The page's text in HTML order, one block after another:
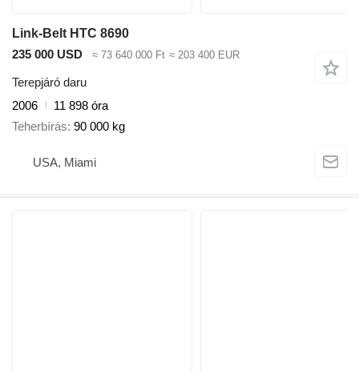
Link-Belt HTC 8690
235 000 USD
≈ 73 640 000 Ft ≈ 203 400 EUR
Terepjáró daru
2006
11 898 óra
Teherbírás 90 000 kg
USA, Miami